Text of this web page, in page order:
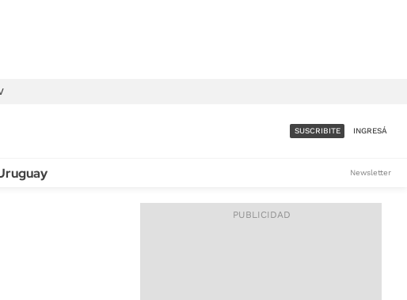
ACCESO FULL - $1.800/MES
SUSCRIBITE INGRESÁ
Newsletter